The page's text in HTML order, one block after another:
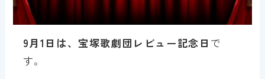
9月1日は、宝塚歌劇団レビュー記念日 で
す。